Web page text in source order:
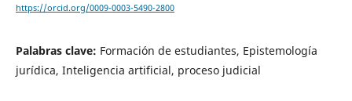
https://orcid.org/0009-0003-5490-2800
Palabras clave: Formación de estudiantes, Epistemología
jurídica, Inteligencia artificial, proceso judicial